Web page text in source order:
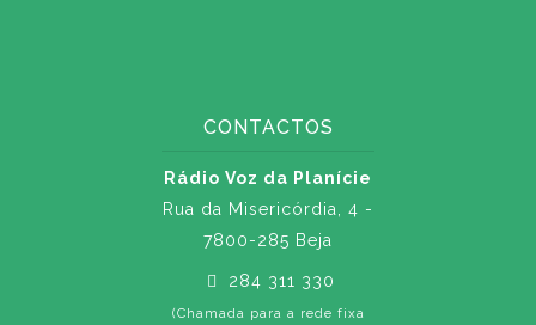
CONTACTOS
Rádio Voz da Planície
Rua da Misericórdia, 4 -
7800-285 Beja
284 311 330
(Chamada para a rede fixa